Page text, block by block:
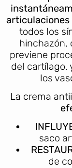
articulaciones
todos los
hinchazón,
previene
del cartílago.
los
La crema
saco
de